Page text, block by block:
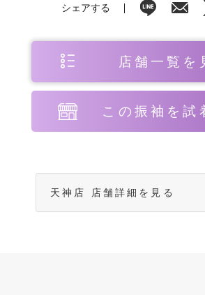
シェアする
店舗一覧を
この振袖を試
天神店 店舗詳細を見る